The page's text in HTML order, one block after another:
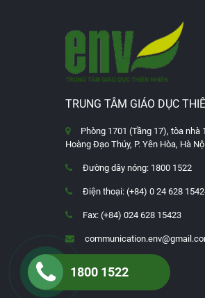
TRUNG TÂM GIÁO DỤC
Phòng 1701 (Tầng 17), tòa nhà
Hoàng Đạo Thúy, P. Yên Hòa, Hà
Đường dây nóng: 1800 1522
Điện thoại: (+84) 0 24 628
Fax: (+84) 024 628 15423
1800 1522